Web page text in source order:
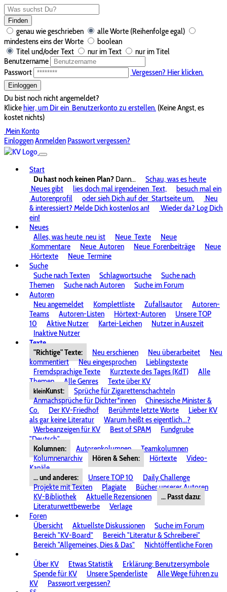
Finden
genau wie geschrieben
alle Worte (Reihenfolge egal)
mindestens eins der Worte
boolean
Titel und/oder Text
nur im Text
nur im Titel
Benutzername
Passwort
Vergessen? Hier klicken.
Einloggen
Du bist noch nicht angemeldet?
Klickehier, um Dir ein Benutzerkonto zu erstellen. (Keine Angst, es
kostet nichts)
Mein Konto
EinloggenAnmelden Passwort vergessen?
Start
Du hast noch keinen Plan? Dann...
Schau, was es heute
Neues gibt
lies doch mal irgendeinen Text,
besuch mal ein
Autorenprofil
oder sieh Dich auf der Startseite um.
Neu
& interessiert? Melde Dich kostenlos an!
Wieder da? Log Dich
ein!
Neues
Alles, was heute neu ist Neue Texte
Neue
Kommentare
Neue Autoren Neue Forenbeiträge
Neue
Hörtexte
Neue Termine
Suche
Suche nach Texten
Schlagwortsuche
Suche nach
Themen
Suche nach Autoren
Suche im Forum
Autoren
Neu angemeldet
Komplettliste Zufallsautor
Autoren-
Teams
Autoren-Listen Hörtext-Autoren
Unsere TOP
10
Aktive Nutzer Kartei-Leichen
Nutzer in Auszeit
Inaktive Nutzer
Texte
"Richtige" Texte:
Neu erschienen Neu überarbeitet
Neu
kommentiert
Neu eingesprochen
Lieblingstexte
Fremdsprachige Texte
Kurztexte des Tages (KdT)
Alle
Themen
Alle Genres Texte über KV
kleinKunst:
Sprüche für Zigarettenschachteln
Anmachsprüche für Dichter*innen
Chinesische Minister &
Co.
Der KV-Friedhof Berühmte letzte Worte
Lieber KV
als gar keine Literatur
Warum heißt es eigentlich...?
Werbeanzeigen für KV
Best of SPAM
Fundgrube
"Deutsch"
Kolumnen:
Autorenkolumnen
Teamkolumnen
Kolumnenarchiv
Hören & Sehen: Hörtexte
Video-
Kanäle
... und anderes:
Unsere TOP 10
Daily Challenge
Projekte mit Texten
Plagiate
Bücher unserer Autoren
KV-Bibliothek
Aktuelle Rezensionen
... Passt dazu:
Literaturwettbewerbe
Verlage
Foren
Übersicht
Aktuellste Diskussionen
Suche im Forum
Bereich "KV-Board"
Bereich "Literatur & Schreiberei"
Bereich "Allgemeines, Dies & Das"
Nichtöffentliche Foren
Über KV
Etwas Statistik
Erklärung: Benutzersymbole
Spende für KV
Unsere Spenderliste
Alle Wege führen zu
KV
Passwort vergessen?